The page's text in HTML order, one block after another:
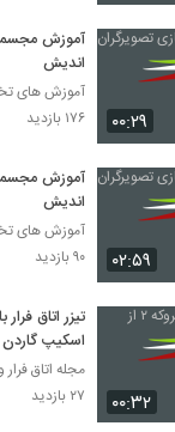
۰۰:۲۹
آموزش
اندیش
آموزش های
۱۷۶ بازدید
۰۲:۵۹
آموزش
اندیش
آموزش های
۹۰ بازدید
۰۰:۳۲
اسکیپ گاردن
مجله اتاق
۲۷ بازدید